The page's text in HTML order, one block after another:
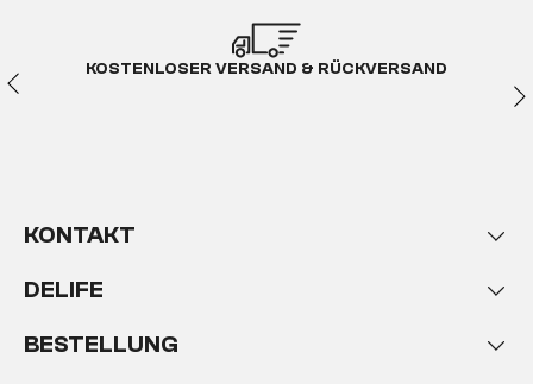
KOSTENLOSER VERSAND & RÜCKVERSAND
KONTAKT
DELIFE
BESTELLUNG